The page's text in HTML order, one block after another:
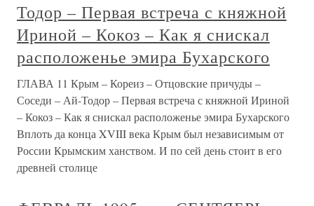
Тодор – Первая встреча с княжной
Ириной – Кокоз – Как я снискал
расположенье эмира Бухарского
ГЛАВА 11 Крым – Кореиз – Отцовские причуды –
Соседи – Ай-Тодор – Первая встреча с княжной Ириной
– Кокоз – Как я снискал расположенье эмира Бухарского
Вплоть да конца XVIII века Крым был независимым от
России Крымским ханством. И по сей день стоит в его
древней столице